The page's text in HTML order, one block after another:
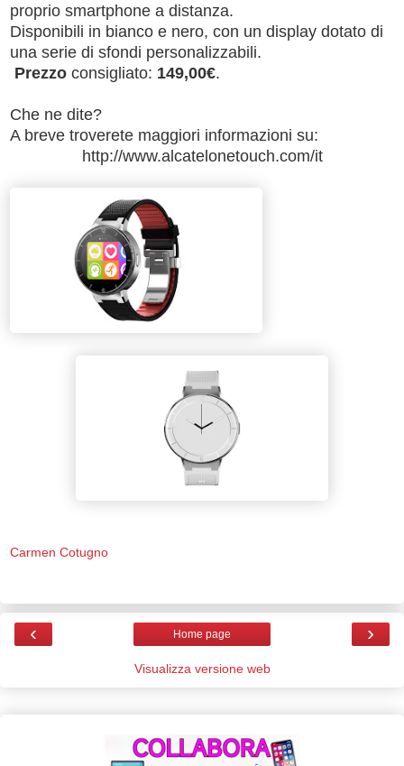
proprio smartphone a distanza.
Disponibili in bianco e nero, con un display dotato di
una serie di sfondi personalizzabili.
Prezzo consigliato: 149,00€.
Che ne dite?
A breve troverete maggiori informazioni su:
http://www.alcatelonetouch.com/it
Carmen Cotugno
‹ ›
Home page
Visualizza versione web